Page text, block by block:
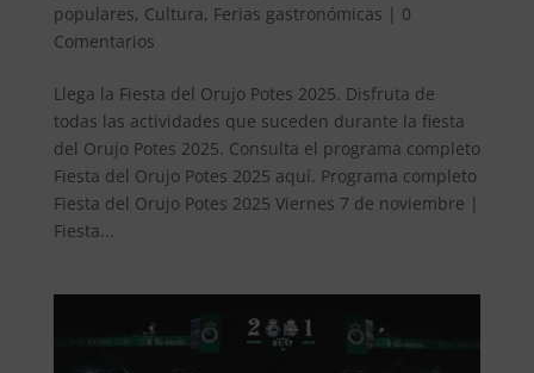
populares, Cultura, Ferias gastronómicas | 0
Comentarios
Llega la Fiesta del Orujo Potes 2025. Disfruta de
todas las actividades que suceden durante la fiesta
del Orujo Potes 2025. Consulta el programa completo
Fiesta del Orujo Potes 2025 aquí. Programa completo
Fiesta del Orujo Potes 2025 Viernes 7 de noviembre |
Fiesta...